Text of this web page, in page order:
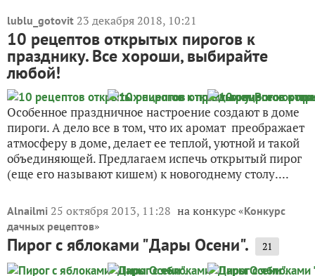
lublu_gotovit 23 декабря 2018, 10:21
10 рецептов открытых пирогов к
празднику. Все хороши, выбирайте
любой!
Особенное праздничное настроение создают в доме
пироги. А дело все в том, что их аромат преображает
атмосферу в доме, делает ее теплой, уютной и такой
объединяющей. Предлагаем испечь открытый пирог
(еще его называют кишем) к новогоднему столу....
Alnailmi 25 октября 2013, 11:28 на конкурс «Конкурс
дачных рецептов»
Пирог с яблоками "Дары Осени". 21